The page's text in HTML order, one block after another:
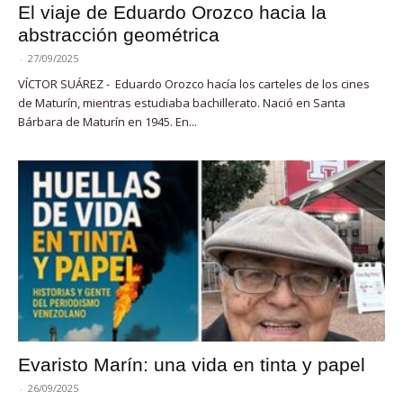
El viaje de Eduardo Orozco hacia la
abstracción geométrica
- 27/09/2025
VÍCTOR SUÁREZ - Eduardo Orozco hacía los carteles de los cines
de Maturín, mientras estudiaba bachillerato. Nació en Santa
Bárbara de Maturín en 1945. En...
Evaristo Marín: una vida en tinta y papel
- 26/09/2025